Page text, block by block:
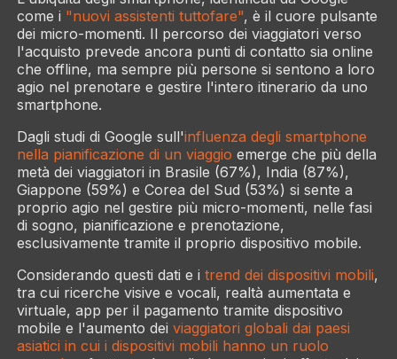
come i "nuovi assistenti tuttofare", è il cuore pulsante
dei micro-momenti. Il percorso dei viaggiatori verso
l'acquisto prevede ancora punti di contatto sia online
che offline, ma sempre più persone si sentono a loro
agio nel prenotare e gestire l'intero itinerario da uno
smartphone.
Dagli studi di Google sull'influenza degli smartphone
nella pianificazione di un viaggio emerge che più della
metà dei viaggiatori in Brasile (67%), India (87%),
Giappone (59%) e Corea del Sud (53%) si sente a
proprio agio nel gestire più micro-momenti, nelle fasi
di sogno, pianificazione e prenotazione,
esclusivamente tramite il proprio dispositivo mobile.
Considerando questi dati e i trend dei dispositivi mobili,
tra cui ricerche visive e vocali, realtà aumentata e
virtuale, app per il pagamento tramite dispositivo
mobile e l'aumento dei viaggiatori globali dai paesi
asiatici in cui i dispositivi mobili hanno un ruolo